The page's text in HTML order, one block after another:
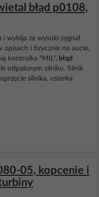
błąd p0108,
i wybija za wysoki sygnał
opisach i fizycznie na aucie,
kontrolka "MIL", błąd
odpalonym silniku. Silnik
silnika, usterka
05, kopcenie i